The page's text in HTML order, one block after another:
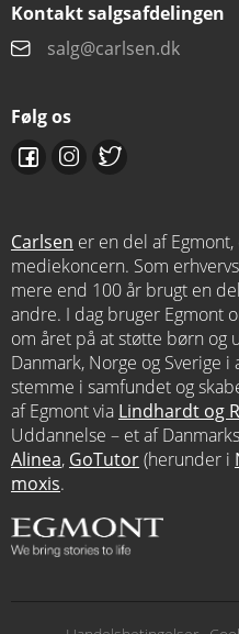
Kontakt salgsafdelingen
salg@carlsen.dk
Følg os
Carlsen er en del af
mediekoncern. Som
mere end 100 år brugt en
andre. I dag bruger Egmont
om året på at støtte børn og
Danmark, Norge og Sverige
stemme i samfundet og
af Egmont via Lindhardt og
Uddannelse – et af
Alinea, GoTutor(herunder i
moxis.